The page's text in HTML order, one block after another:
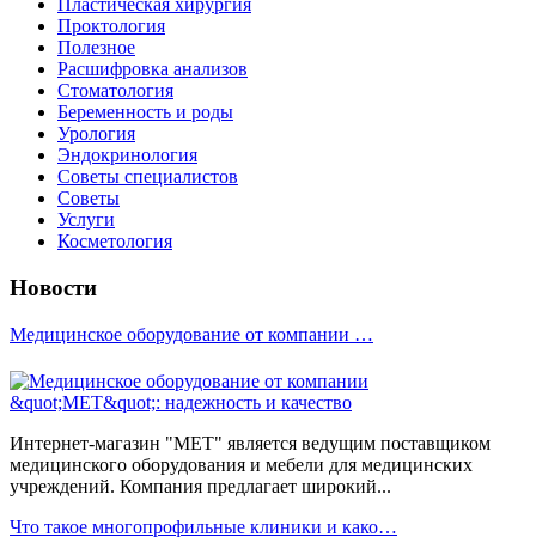
Пластическая хирургия
Проктология
Полезное
Расшифровка анализов
Стоматология
Беременность и роды
Урология
Эндокринология
Советы специалистов
Советы
Услуги
Косметология
Новости
Медицинское оборудование от компании …
Интернет-магазин "МЕТ" является ведущим поставщиком
медицинского оборудования и мебели для медицинских
учреждений. Компания предлагает широкий...
Что такое многопрофильные клиники и како…